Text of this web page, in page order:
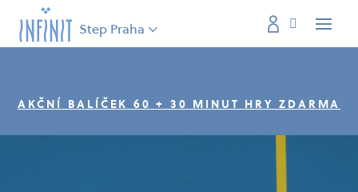
Menu
Step Praha
AKČNÍ BALÍČEK 60 + 30 MINUT HRY ZDARMA